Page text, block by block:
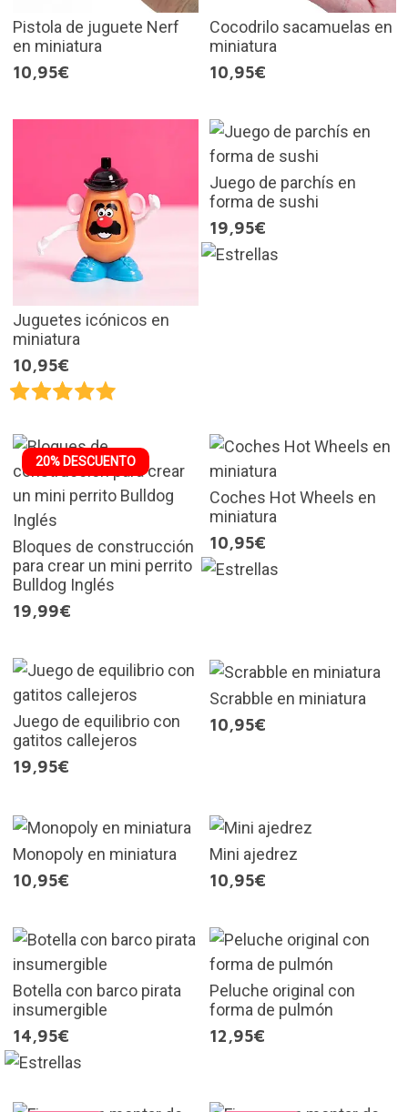
Pistola de juguete Nerf
en miniatura
10,95€
Cocodrilo sacamuelas en
miniatura
10,95€
Juguetes icónicos en
miniatura
10,95€
Juego de parchís en
forma de sushi
19,95€
20% DESCUENTO
Bloques de construcción
para crear un mini perrito
Bulldog Inglés
19,99€
Coches Hot Wheels en
miniatura
10,95€
Juego de equilibrio con
gatitos callejeros
19,95€
Scrabble en miniatura
10,95€
Monopoly en miniatura
10,95€
Mini ajedrez
10,95€
Botella con barco pirata
insumergible
14,95€
Peluche original con
forma de pulmón
12,95€